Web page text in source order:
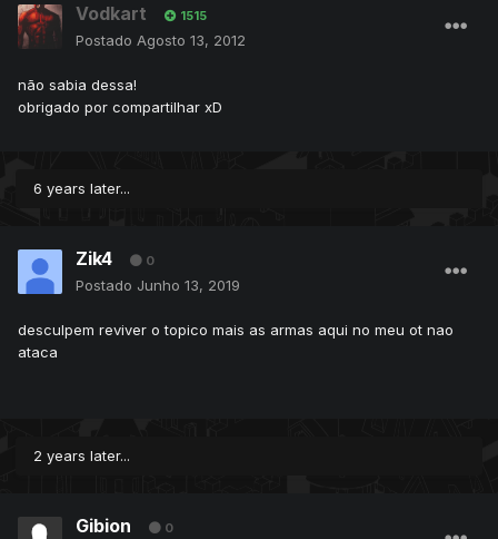
Vodkart 1515
Postado Agosto 13, 2012
não sabia dessa!
obrigado por compartilhar xD
6 years later...
Zik4 0
Postado Junho 13, 2019
desculpem reviver o topico mais as armas aqui no meu ot nao
ataca
2 years later...
Gibion 0